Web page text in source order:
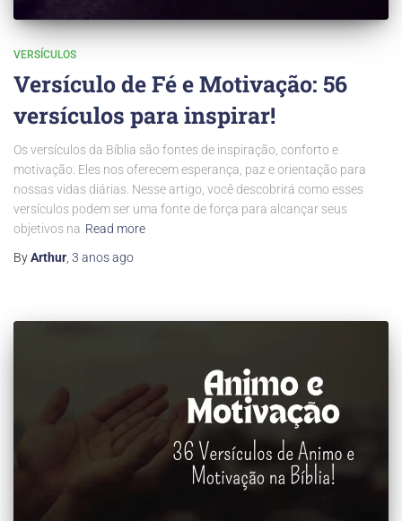
VERSÍCULOS
Versículo de Fé e Motivação: 56
versículos para inspirar!
Os versículos da Bíblia são fontes de inspiração, conforto e
motivação. Eles nos oferecem esperança, paz e orientação para
nossas vidas diárias. Nesse artigo, você descobrirá como esses
versículos podem ser uma fonte de força para alcançar seus
objetivos na Read more
ByArthur 3 anosago